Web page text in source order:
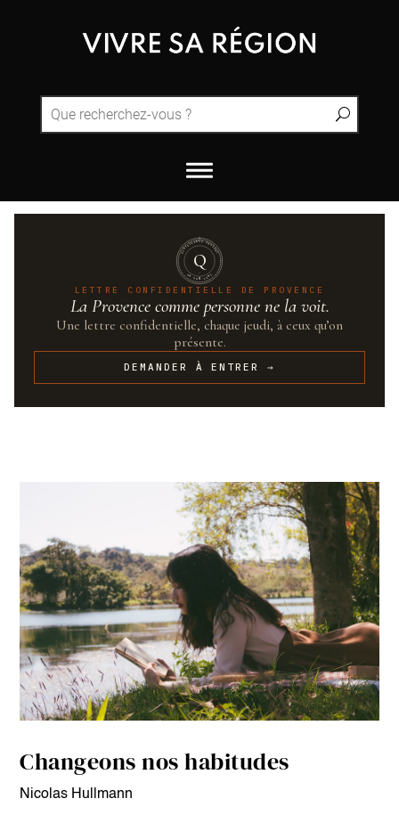
QUINTESSENCE·PROVENCE
UN·SUR·CENT
Q
LETTRE CONFIDENTIELLE DE PROVENCE
La Provence comme personne ne la voit.
Une lettre confidentielle, chaque jeudi, à ceux qu’on
présente.
DEMANDER À ENTRER →
Changeons nos habitudes
Nicolas Hullmann